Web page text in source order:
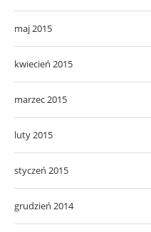
maj 2015
kwiecień 2015
marzec 2015
luty 2015
styczeń 2015
grudzień 2014